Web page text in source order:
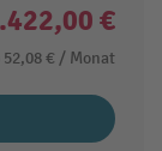
€
52,08 € / Monat